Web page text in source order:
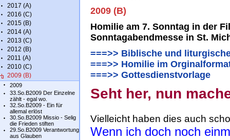
2017 (A)
2016 (C)
2015 (B)
2014 (A)
2013 (C)
2012 (B)
2011 (A)
2010 (C)
2009 (B)
2009
33.So.B2009 Der Einzelne
zählt - egal wo.
32.So.B2009 - Ein für
allemal erlöst
30.So.B2009 Missio - Selig
die Frieden stiften
29.So.B2009 Verantwortung
aus Glauben
2009 (B)
Homilie am 7. Sonntag in der
Sonntagabendmesse in St.
===>> Biblische und
===>> Homilie im
===>> Gottesdienstvorlage
Seht her, nun
Vielleicht haben dies auch
Wenn ich doch noch